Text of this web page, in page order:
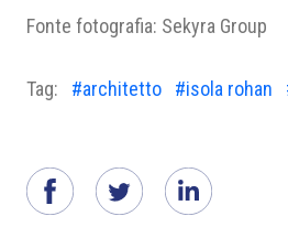
Fonte fotografia: Sekyra Group
Tag: #architetto #isola rohan